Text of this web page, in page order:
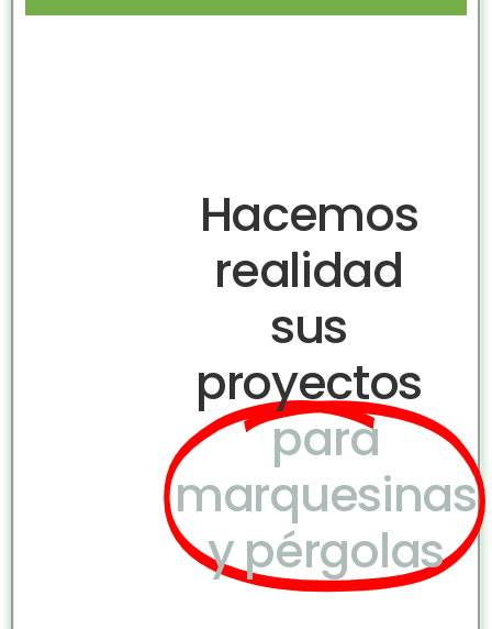
Hacemos
realidad
sus
proyectos
para
marquesinas
y pérgolas